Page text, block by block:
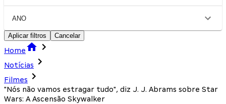
ANO
Aplicar filtros Cancelar
Home
Notícias
Filmes
"Nós não vamos estragar tudo", diz J. J. Abrams sobre Star
Wars: A Ascensão Skywalker